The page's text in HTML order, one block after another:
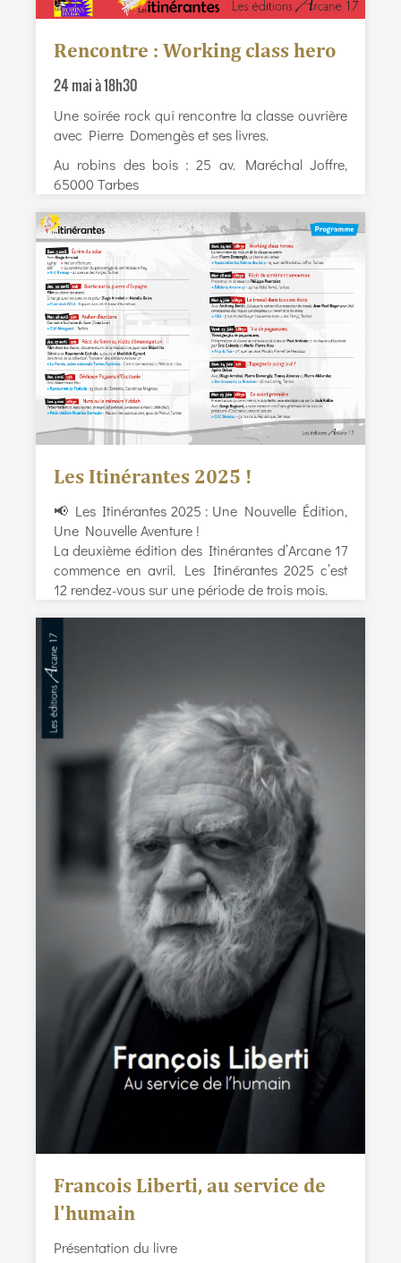
Rencontre : Working class hero
24 mai à 18h30
Une soirée rock qui rencontre la classe ouvrière
avec Pierre Domengès et ses livres.
Au robins des bois : 25 av. Maréchal Joffre,
65000 Tarbes
Les Itinérantes 2025 !
📢 Les Itinérantes 2025 : Une Nouvelle Édition,
Une Nouvelle Aventure !
La deuxième édition des Itinérantes d’Arcane 17
commence en avril. Les Itinérantes 2025 c’est
12 rendez-vous sur une période de trois mois.
Francois Liberti, au service de
l'humain
Présentation du livre